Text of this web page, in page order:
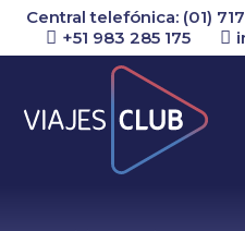
Central telefónica: (01) 717
+51 983 285 175